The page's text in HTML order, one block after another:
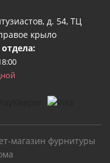
д. 54, ТЦ
крыло
магазин фурнитуры